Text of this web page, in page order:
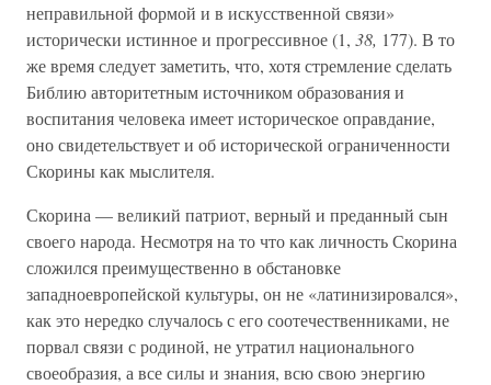
неправильной формой и в искусственной связи»
исторически истинное и прогрессивное (1, 38, 177). В то
же время следует заметить, что, хотя стремление сделать
Библию авторитетным источником образования и
воспитания человека имеет историческое оправдание,
оно свидетельствует и об исторической ограниченности
Скорины как мыслителя.
Скорина — великий патриот, верный и преданный сын
своего народа. Несмотря на то что как личность Скорина
сложился преимущественно в обстановке
западноевропейской культуры, он не «латинизировался»,
как это нередко случалось с его соотечественниками, не
порвал связи с родиной, не утратил национального
своеобразия, а все силы и знания, всю свою энергию